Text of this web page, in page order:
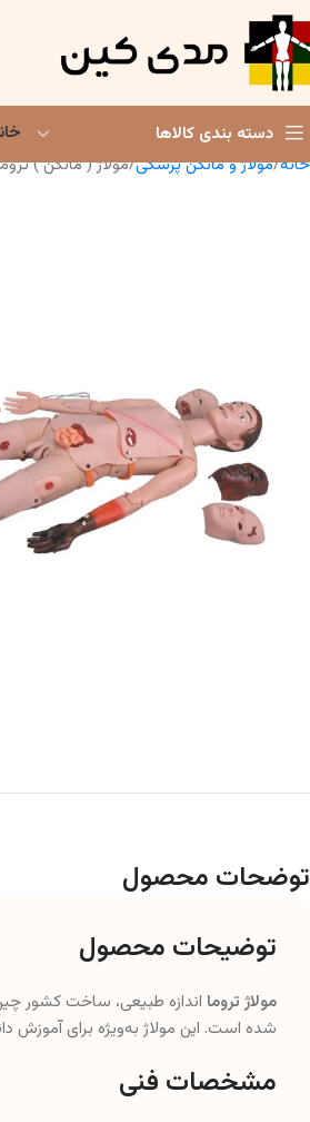
دسته بندی کالاها
خانه مولاژ و مانکن پزشکی مولاژ ( مانکن )
توضحات محصول
توضیحات محصول
مولاژ تروما اندازه طبیعی، ساخت کشور
شده است. این مولاژ به‌ویژه برای آموزش
مشخصات فنی